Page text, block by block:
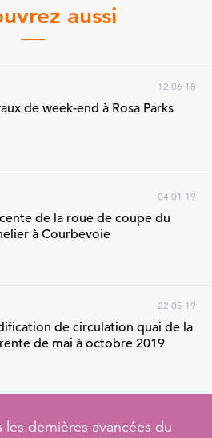
aussi
12 06 18
de week-end à Rosa Parks
04 01 19
de la roue de coupe du
à Courbevoie
22 05 19
de circulation quai de la
de mai à octobre 2019
les dernières avancées du